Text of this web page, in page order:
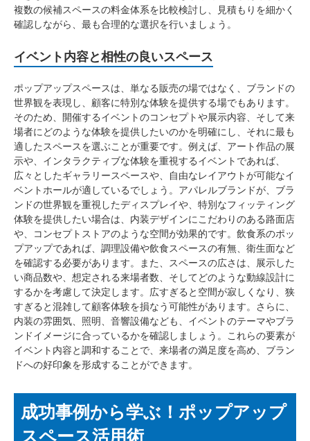
複数の候補スペースの料金体系を比較検討し、見積もりを細かく
確認しながら、最も合理的な選択を行いましょう。
イベント内容と相性の良いスペース
ポップアップスペースは、単なる販売の場ではなく、ブランドの
世界観を表現し、顧客に特別な体験を提供する場でもあります。
そのため、開催するイベントのコンセプトや展示内容、そして来
場者にどのような体験を提供したいのかを明確にし、それに最も
適したスペースを選ぶことが重要です。例えば、アート作品の展
示や、インタラクティブな体験を重視するイベントであれば、
広々としたギャラリースペースや、自由なレイアウトが可能なイ
ベントホールが適しているでしょう。アパレルブランドが、ブラ
ンドの世界観を重視したディスプレイや、特別なフィッティング
体験を提供したい場合は、内装デザインにこだわりのある路面店
や、コンセプトストアのような空間が効果的です。飲食系のポッ
プアップであれば、調理設備や飲食スペースの有無、衛生面など
を確認する必要があります。また、スペースの広さは、展示した
い商品数や、想定される来場者数、そしてどのような動線設計に
するかを考慮して決定します。広すぎると空間が寂しくなり、狭
すぎると混雑して顧客体験を損なう可能性があります。さらに、
内装の雰囲気、照明、音響設備なども、イベントのテーマやブラ
ンドイメージに合っているかを確認しましょう。これらの要素が
イベント内容と調和することで、来場者の満足度を高め、ブラン
ドへの好印象を形成することができます。
成功事例から学ぶ！ポップアップ
スペース活用術